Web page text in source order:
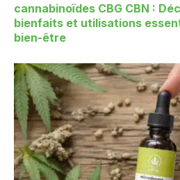
cannabinoïdes CBG CBN :
bienfaits et utilisations
bien-être